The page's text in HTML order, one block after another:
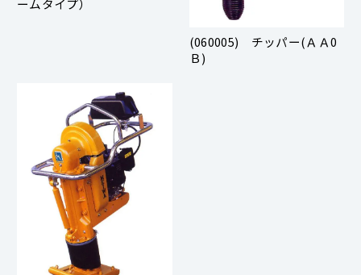
ームタイプ）
(060005) チッパー(ＡＡ0
Ｂ)